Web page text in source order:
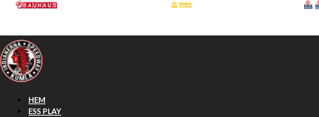
Hoppa till huvudinnehåll
HEM
ESS PLAY